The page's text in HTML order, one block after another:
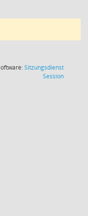
Sitzungsdienst
Session(Wird in